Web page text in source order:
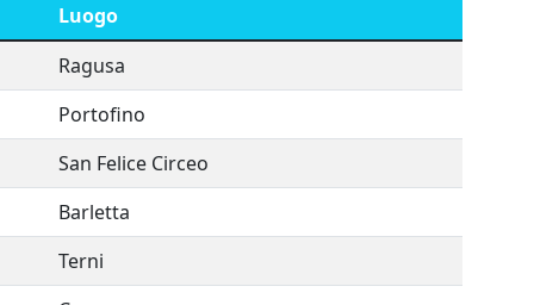
Luogo
Ragusa
Portofino
San Felice Circeo
Barletta
Terni